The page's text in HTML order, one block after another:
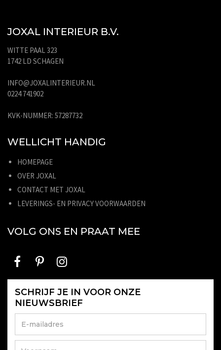
JOXAL INTERIEUR B.V.
WITTE PAAL 323
1742 LD SCHAGEN
INFO@JOXALINTERIEUR.NL
0224 741902
KVK-NUMMER: 57287732
WELLICHT HANDIG
HOMEPAGE
OVER JOXAL
CONTACT MET JOXAL
LEVERINGS- EN PRIVACY VOORWAARDEN
VOLG ONS EN PRAAT MEE
SCHRIJF JE IN VOOR ONZE
NIEUWSBRIEF